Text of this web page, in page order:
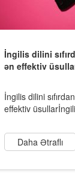
İngilis dilini
ən effektiv
İngilis dilini
effektiv
Daha Ətraflı